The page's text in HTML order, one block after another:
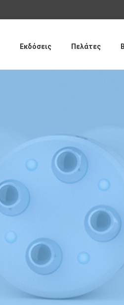
Εκδόσεις Πελάτες